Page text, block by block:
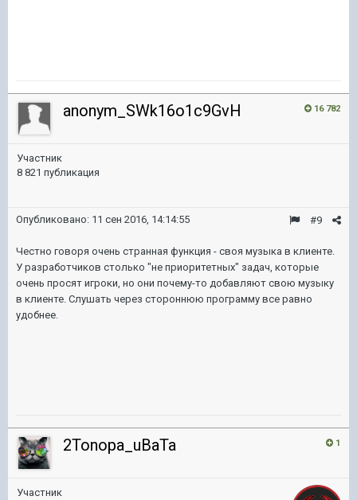
16 782
anonym_SWk16o1c9GvH
Участник
8 821 публикация
#9
Опубликовано: 11 сен 2016, 14:14:55
Честно говоря очень странная функция - своя музыка в клиенте.
У разработчиков столько "не приоритетных" задач, которые
очень просят игроки, но они почему-то добавляют свою музыку
в клиенте. Слушать через стороннюю программу все равно
удобнее.
1
2Tonopa_uBaTa
Участник